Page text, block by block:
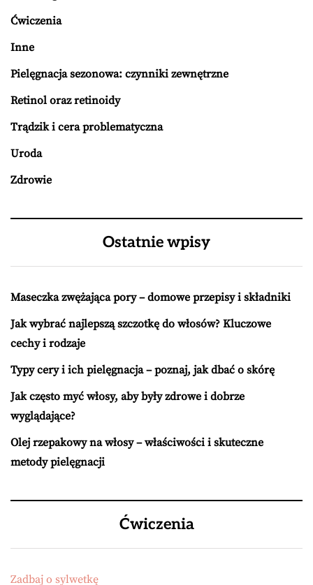
Ćwiczenia
Inne
Pielęgnacja sezonowa: czynniki zewnętrzne
Retinol oraz retinoidy
Trądzik i cera problematyczna
Uroda
Zdrowie
Ostatnie wpisy
Maseczka zwężająca pory – domowe przepisy i składniki
Jak wybrać najlepszą szczotkę do włosów? Kluczowe
cechy i rodzaje
Typy cery i ich pielęgnacja – poznaj, jak dbać o skórę
Jak często myć włosy, aby były zdrowe i dobrze
wyglądające?
Olej rzepakowy na włosy – właściwości i skuteczne
metody pielęgnacji
Ćwiczenia
Zadbaj o sylwetkę